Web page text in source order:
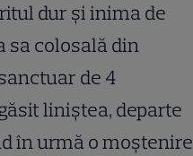
dur și inima de
sa colosală din
de 4
liniștea, departe
în urmă o moștenire